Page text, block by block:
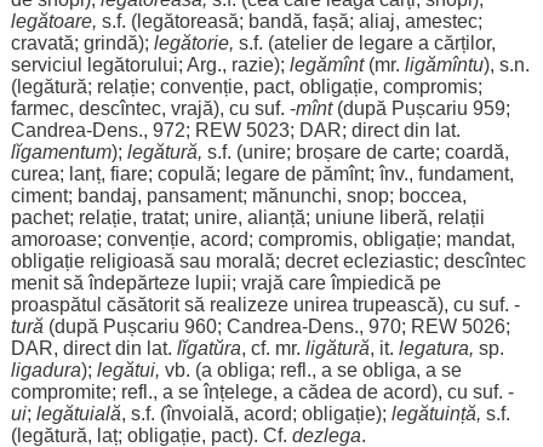
legătoare, s.f. (legătoreasă; bandă, fașă; aliaj, amestec;
cravată; grindă); legătorie, s.f. (atelier de legare a cărților,
serviciul legătorului; Arg., razie); legămînt(mr. ligămîntu), s.n.
(legătură; relație; convenție, pact, obligație, compromis;
farmec, descîntec, vrajă), cu suf. -mînt(după Pușcariu 959;
Candrea-Dens., 972; REW 5023; DAR; directdin lat.
lĭgamentum); legătură, s.f. (unire; broșare de carte; coardă,
curea; lanț, fiare; copulă; legare de pămînt; înv., fundament,
ciment; bandaj, pansament; mănunchi, snop; boccea,
pachet; relație, tratat; unire, alianță; uniune liberă, relații
amoroase; convenție, acord; compromis, obligație; mandat,
obligație religioasă sau morală; decret ecleziastic; descîntec
menitsă îndepărteze lupii; vrajă careîmpiedică pe
proaspătul căsătorit să realizeze unirea trupească), cu suf. -
tură (după Pușcariu 960; Candrea-Dens., 970; REW 5026;
DAR, directdin lat. lĭgatŭra, cf. mr. ligătură, it. legatura, sp.
ligadura); legătui, vb. (a obliga; refl., a se obliga, a se
compromite; refl., a seînțelege, a cădea de acord), cu suf. -
ui; legătuială, s.f. (învoială, acord; obligație); legătuință, s.f.
(legătură, laț; obligație, pact). Cf. dezlega.